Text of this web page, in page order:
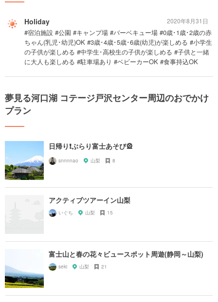
Holiday
#宿泊施設 #公園 #キャンプ場 #バーベキュー場 #0歳･1歳･2歳の赤
ちゃん(乳児･幼児)OK #3歳･4歳･5歳･6歳(幼児)が楽しめる #小学生
の子供が楽しめる #中学生･高校生の子供が楽しめる #子供と一緒
に大人も楽しめる #駐車場あり #ベビーカーOK #食事持込OK
2020年8月31日
夢見る河口湖 コテージ戸沢センター周辺のおでかけ
プラン
日帰り❗️ぶらり富士あそび🎡
snnnnao 山梨 8
アクティブツアーイン山梨
いぐち 山梨 15
富士山と春の花々ビュースポット周遊(静岡～山梨)
seki 山梨 21